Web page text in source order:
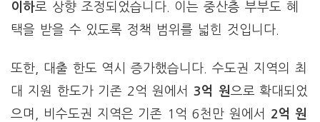
이하로 상향 조정되었습니다. 이는 중산층 부부도 혜
택을 받을 수 있도록 정책 범위를 넓힌 것입니다.
또한, 대출 한도 역시 증가했습니다. 수도권 지역의 최
대 지원 한도가 기존 2억 원에서 3억 원으로 확대되었
으며, 비수도권 지역은 기존 1억 6천만 원에서 2억 원